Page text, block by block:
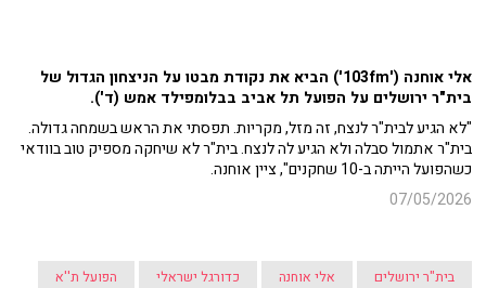
אלי אוחנה ('103fm') הביא את נקודת מבטו על הניצחון הגדול של
בית"ר ירושלים על הפועל תל אביב בבלומפילד אמש (ד').
"לא הגיע לבית"ר לנצח, זה מזל, מקריות. תפסתי את הראש בשמחה גדולה.
בית"ר אתמול סבלה ולא הגיע לה לנצח. בית"ר לא שיחקה מספיק טוב בוודאי
כשהפועל הייתה ב-10 שחקנים", ציין אוחנה.
07/05/2026
בית"ר ירושלים אלי אוחנה כדורגל ישראלי הפועל ת''א